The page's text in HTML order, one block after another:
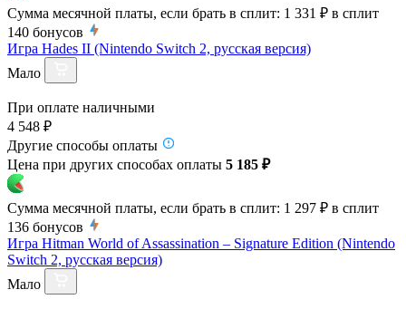
Сумма месячной платы, если брать в сплит: 1 331 ₽ в сплит
140 бонусов
Игра Hades II (Nintendo Switch 2, русская версия)
Мало
При оплате наличными
4 548 ₽
Другие способы оплаты
Цена при других способах оплаты 5 185 ₽
Сумма месячной платы, если брать в сплит: 1 297 ₽ в сплит
136 бонусов
Игра Hitman World of Assassination – Signature Edition (Nintendo
Switch 2, русская версия)
Мало